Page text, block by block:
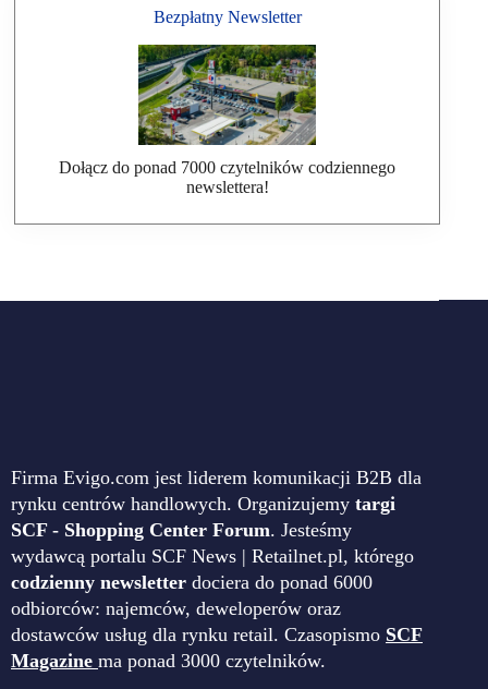
Bezpłatny Newsletter
Dołącz do ponad 7000 czytelników codziennego
newslettera!
Firma Evigo.com jest liderem komunikacji B2B dla
rynku centrów handlowych. Organizujemy targi
SCF - Shopping Center Forum. Jesteśmy
wydawcą portalu SCF News | Retailnet.pl, którego
codzienny newsletter dociera do ponad 6000
odbiorców: najemców, deweloperów oraz
dostawców usług dla rynku retail. Czasopismo SCF
Magazine ma ponad 3000 czytelników.